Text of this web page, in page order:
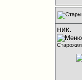
ник.
Старожил